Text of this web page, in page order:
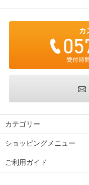
カテゴリー
ショッピングメニュー
ご利用ガイド